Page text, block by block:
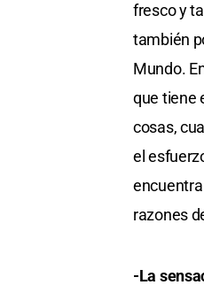
fresco y
también
Mundo.
que tiene
cosas,
el
razones
-La